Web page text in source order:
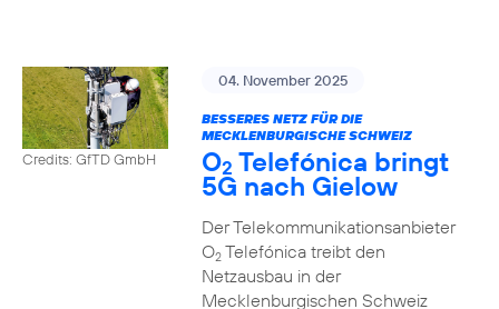
Credits: GfTD GmbH
04. November 2025
BESSERES NETZ FÜR DIE
MECKLENBURGISCHE SCHWEIZ
O2 Telefónica bringt
5G nach Gielow
Der Telekommunikationsanbieter
O2Telefónica treibt den
Netzausbau in der
Mecklenburgischen Schweiz